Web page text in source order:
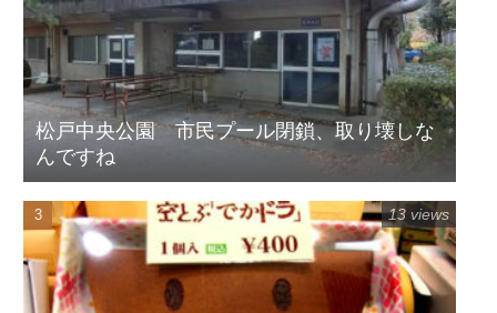
松戸中央公園 市民プール閉鎖、取り壊しな
んですね
13 views